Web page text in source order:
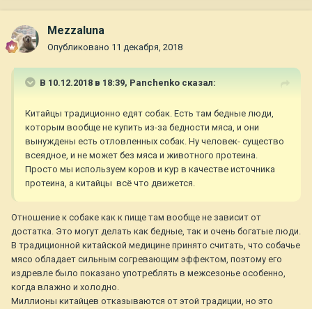
Mezzaluna
Опубликовано 11 декабря, 2018
В 10.12.2018 в 18:39, Panchenko сказал:
Китайцы традиционно едят собак. Есть там бедные люди,
которым вообще не купить из-за бедности мяса, и они
вынуждены есть отловленных собак. Ну человек- существо
всеядное, и не может без мяса и животного протеина.
Просто мы используем коров и кур в качестве источника
протеина, а китайцы всё что движется.
Отношение к собаке как к пище там вообще не зависит от
достатка. Это могут делать как бедные, так и очень богатые люди.
В традиционной китайской медицине принято считать, что собачье
мясо обладает сильным согревающим эффектом, поэтому его
издревле было показано употреблять в межсезонье особенно,
когда влажно и холодно.
Миллионы китайцев отказываются от этой традиции, но это